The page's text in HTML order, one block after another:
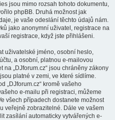
jsou mimo rozsah tohoto dokumentu,
phpBB. Druhá možnost jak
je vaše odeslání těchto údajů nám.
jako anonymní uživatel, registrace na
registrace, když jste přihlášeni.
uživatelské jméno, osobní heslo,
a osobní, platnou e-mailovou
„DJforum.cz“ jsou chráněny zákony
platné v zemi, ve které sídlíme.
„DJforum.cz“ kromě vašeho
e-mailu při registraci, můžeme
všech případech dostanete možnost
veřejně zobrazitelné. Dále ve vašem
zasílání automaticky vytvářených e-